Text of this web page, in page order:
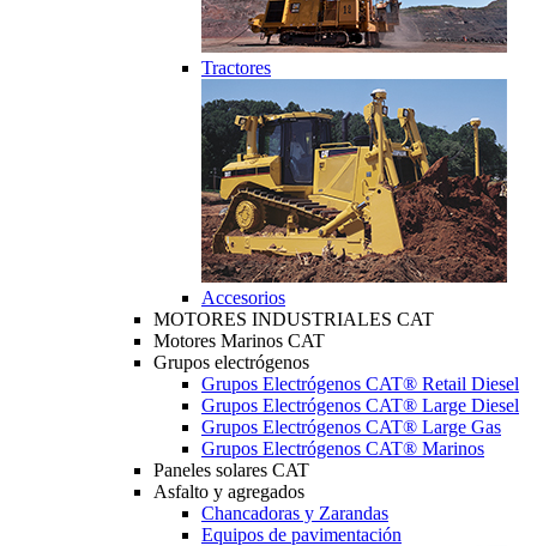
Tractores
Accesorios
MOTORES INDUSTRIALES CAT
Motores Marinos CAT
Grupos electrógenos
Grupos Electrógenos CAT® Retail Diesel
Grupos Electrógenos CAT® Large Diesel
Grupos Electrógenos CAT® Large Gas
Grupos Electrógenos CAT® Marinos
Paneles solares CAT
Asfalto y agregados
Chancadoras y Zarandas
Equipos de pavimentación